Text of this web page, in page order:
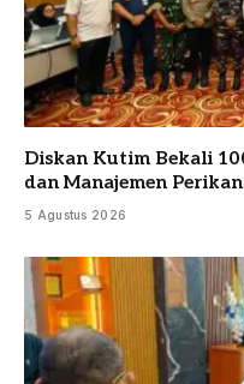
Diskan Kutim Bekali
dan Manajemen
5 Agustus 2026